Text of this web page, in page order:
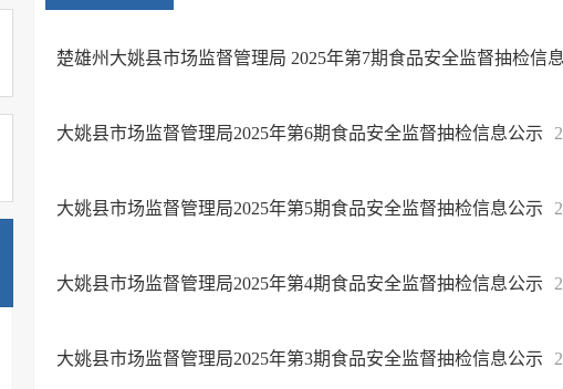
楚雄州大姚县市场监督管理局 2025年第7期食品安全监督抽检信
大姚县市场监督管理局2025年第6期食品安全监督抽检信息公示
大姚县市场监督管理局2025年第5期食品安全监督抽检信息公示
大姚县市场监督管理局2025年第4期食品安全监督抽检信息公示
大姚县市场监督管理局2025年第3期食品安全监督抽检信息公示